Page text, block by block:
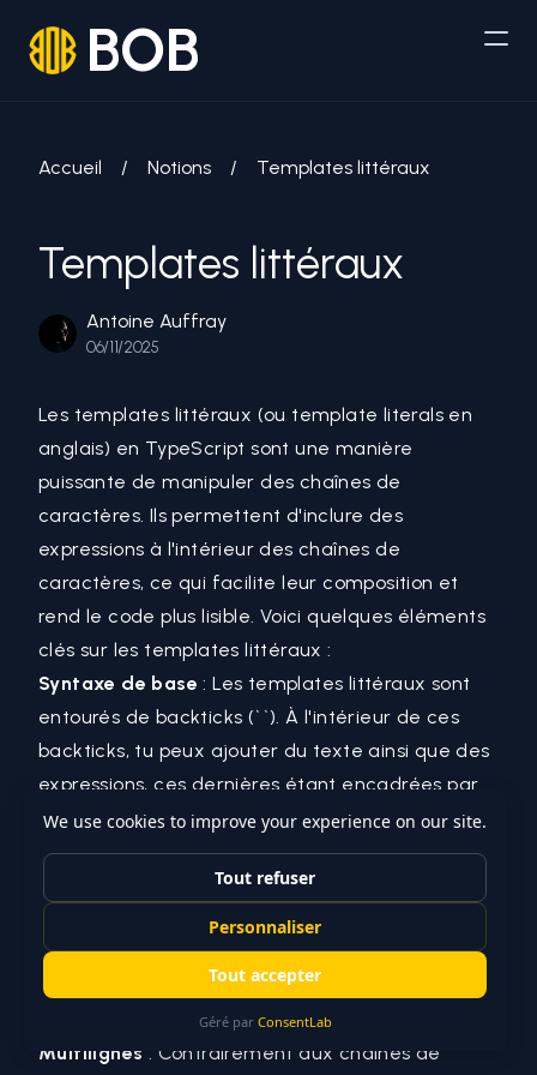
BOB
Accueil / Notions / Templates littéraux
Templates littéraux
Antoine Auffray
06/11/2025
Les templates littéraux (ou template literals en
anglais) en TypeScript sont une manière
puissante de manipuler des chaînes de
caractères. Ils permettent d'inclure des
expressions à l'intérieur des chaînes de
caractères, ce qui facilite leur composition et
rend le code plus lisible. Voici quelques éléments
clés sur les templates littéraux :
Syntaxe de base : Les templates littéraux sont
entourés de backticks (``). À l'intérieur de ces
backticks, tu peux ajouter du texte ainsi que des
expressions, ces dernières étant encadrées par
${ }.
Expressions intégrées: À l'intérieur des
accolades, tu peux insérer n'importe quelle
expression valide deJavaScript
comme desvariables (programmation), des
opérations arithmétiques, des appels de
fonctions (programmation), etc.
Multilignes : Contrairement aux chaînes de